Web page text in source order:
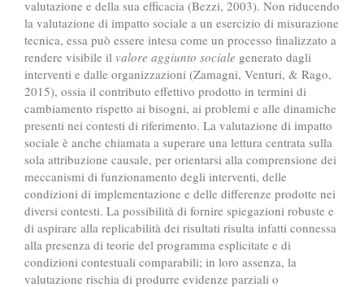
valutazione e della sua efficacia (Bezzi, 2003). Non riducendo
la valutazione di impatto sociale a un esercizio di misurazione
tecnica, essa può essere intesa come un processo finalizzato a
rendere visibile il valore aggiunto sociale generato dagli
interventi e dalle organizzazioni (Zamagni, Venturi, & Rago,
2015), ossia il contributo effettivo prodotto in termini di
cambiamento rispetto ai bisogni, ai problemi e alle dinamiche
presenti nei contesti di riferimento. La valutazione di impatto
sociale è anche chiamata a superare una lettura centrata sulla
sola attribuzione causale, per orientarsi alla comprensione dei
meccanismi di funzionamento degli interventi, delle
condizioni di implementazione e delle differenze prodotte nei
diversi contesti. La possibilità di fornire spiegazioni robuste e
di aspirare alla replicabilità dei risultati risulta infatti connessa
alla presenza di teorie del programma esplicitate e di
condizioni contestuali comparabili; in loro assenza, la
valutazione rischia di produrre evidenze parziali o